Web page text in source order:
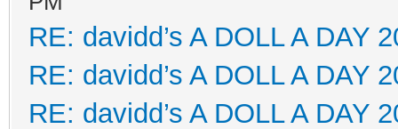
RE: davidd’s A DOLL A DAY
RE: davidd’s A DOLL A DAY
RE: davidd’s A DOLL A DAY